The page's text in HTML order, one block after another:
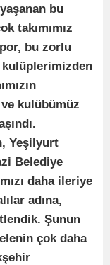
bu
takımımız
bu zorlu
kulüplerimizden
kulübümüz
Yeşilyurt
Belediye
daha ileriye
adına,
Şunun
çok daha